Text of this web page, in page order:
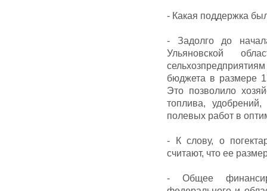
- Какая поддержка
- Задолго до
Ульяновской
бюджета в размере
Это позволило
топлива,
полевых работ в
- К слову, о
считают, что ее
- Общее